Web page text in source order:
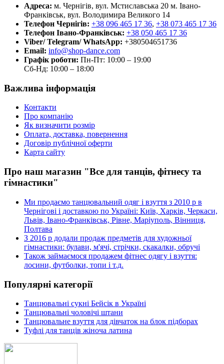
Адреса: м. Чернігів, вул. Мстиславська 20 м. Івано-
Франківськ, вул. Володимира Великого 14
Телефон Чернігів: +38 096 465 17 36, +38 073 465 17 36
Телефон Івано-Франківськ: +38 050 465 17 36
Viber/ Telegram/ WhatsApp: +380504651736
Email: info@shop-dance.com
Графік роботи: Пн-Пт: 10:00 – 19:00
Сб-Нд: 10:00 – 18:00
Важлива інформація
Контакти
Про компанію
Як визначити розмір
Оплата, доставка, повернення
Договір публічної оферти
Карта сайту
Про наш магазин "Все для танців, фітнесу та
гімнастики"
Ми продаємо танцювальний одяг і взуття з 2010 р в
Чернігові і доставкою по Україні: Київ, Харків, Черкаси,
Львів, Івано-Франківськ, Рівне, Маріуполь, Вінниця,
Полтава
З 2016 р додали продаж предметів для художньої
гімнастики: булави, м'ячі, стрічки, скакалки, обручі
Також займаємося продажем фітнес одягу і взуття:
лосини, футболки, топи і т.д.
Популярні категорії
Танцювальні сукні Бейсік в Україні
Танцювальні чоловічі штани
Танцювальне взуття для дівчаток на блок підборах
Туфлі для танців жіноча латина